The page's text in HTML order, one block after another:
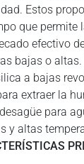
Estos
que
efectivo
bajas o altas.
a bajas
extraer la
para
y altas